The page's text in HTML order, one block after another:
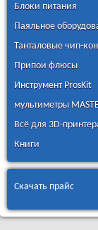
Блоки питания
Паяльное
Танталовые чип-
Припои флюсы
Инструмент ProsKit
мультиметры
Всё для 3D-
Книги
Скачать прайс